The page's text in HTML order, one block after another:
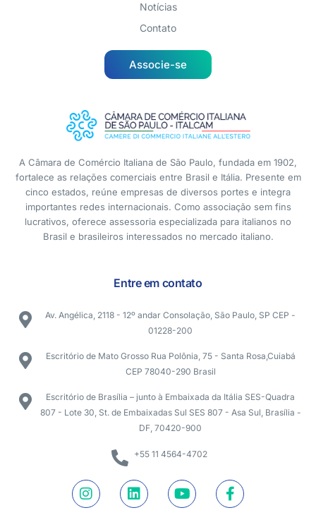
Notícias
Contato
Associe-se
A Câmara de Comércio Italiana de São Paulo, fundada em 1902,
fortalece as relações comerciais entre Brasil e Itália. Presente em
cinco estados, reúne empresas de diversos portes e integra
importantes redes internacionais. Como associação sem fins
lucrativos, oferece assessoria especializada para italianos no
Brasil e brasileiros interessados no mercado italiano.
Entre em contato
Av. Angélica, 2118 - 12º andar Consolação, São Paulo, SP CEP -
01228-200
Escritório de Mato Grosso Rua Polônia, 75 - Santa Rosa,Cuiabá
CEP 78040-290 Brasil
Escritório de Brasília – junto à Embaixada da Itália SES-Quadra
807 - Lote 30, St. de Embaixadas Sul SES 807 - Asa Sul, Brasília -
DF, 70420-900
+55 11 4564-4702